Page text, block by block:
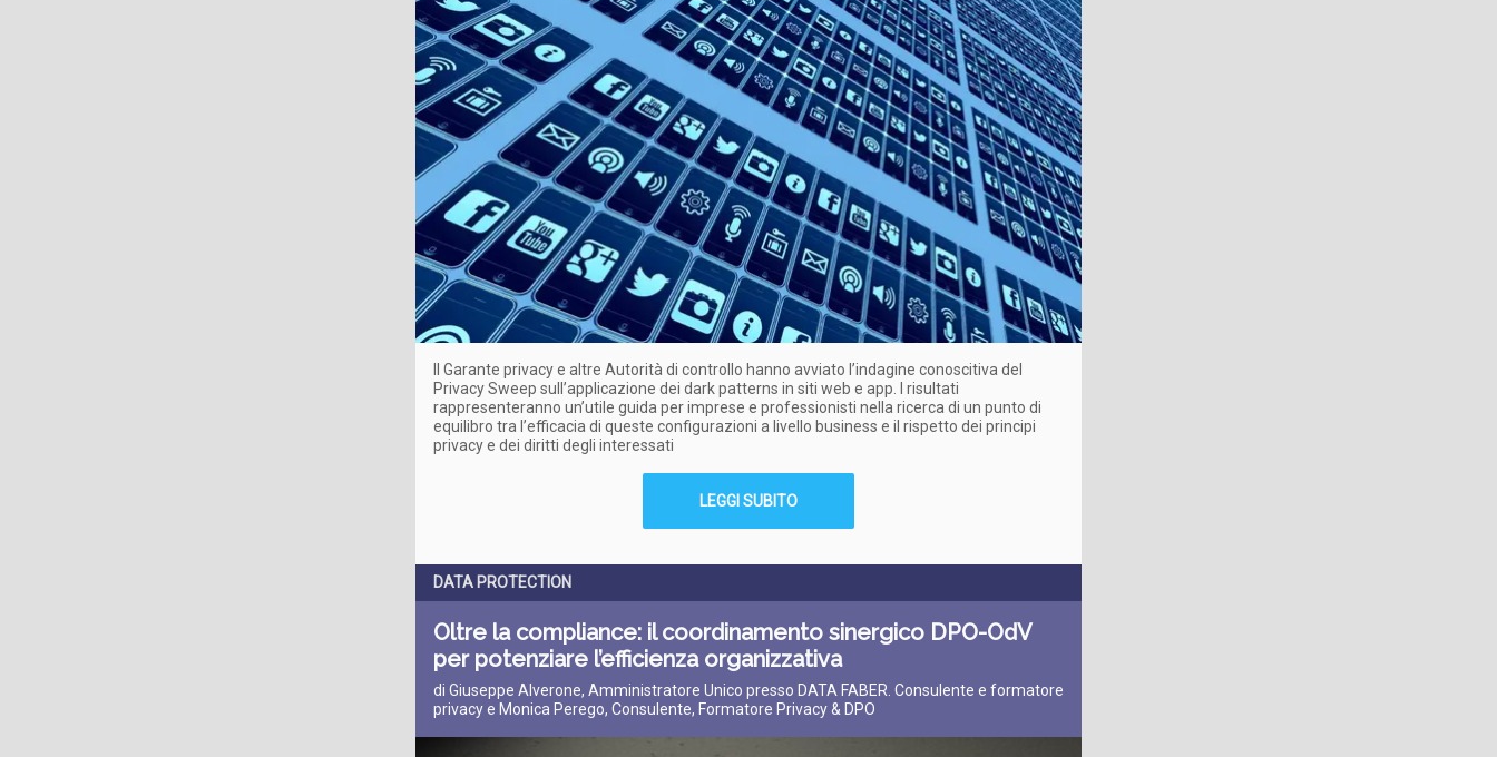
Il Garante privacy e altre Autorità di controllo hanno avviato l’indagine conoscitiva del
Privacy Sweep sull’applicazione dei dark patterns in siti web e app. I risultati
rappresenteranno un’utile guida per imprese e professionisti nella ricerca di un punto di
equilibro tra l’efficacia di queste configurazioni a livello business e il rispetto dei principi
privacy e dei diritti degli interessati
LEGGI SUBITO
DATA PROTECTION
Oltre la compliance: il coordinamento sinergico DPO-OdV
per potenziare l’efficienza organizzativa
di Giuseppe Alverone, Amministratore Unico presso DATA FABER. Consulente e formatore
privacy e Monica Perego, Consulente, Formatore Privacy & DPO